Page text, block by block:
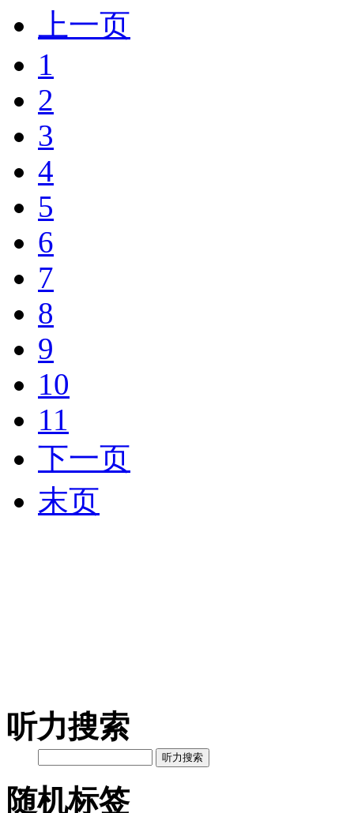
上一页
1
2
3
4
5
6
7
8
9
10
11
下一页
末页
听力搜索
听力搜索
随机标签